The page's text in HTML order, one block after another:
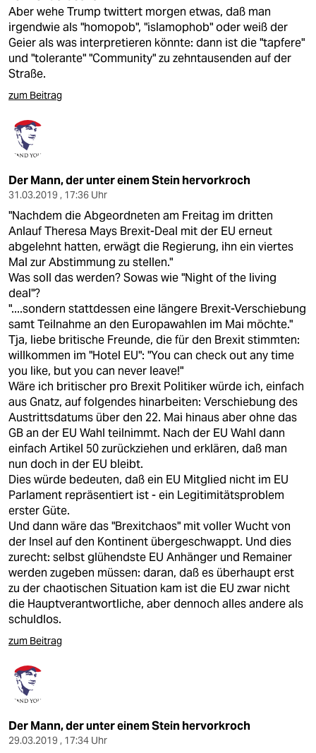
Aber wehe Trump twittert morgen etwas, daß man
irgendwie als "homopob", "islamophob" oder weiß der
Geier als was interpretieren könnte: dann ist die "tapfere"
und "tolerante" "Community" zu zehntausenden auf der
Straße.
zum Beitrag
Der Mann, der unter einem Stein hervorkroch
31.03.2019 , 17:36 Uhr
"Nachdem die Abgeordneten am Freitag im dritten
Anlauf Theresa Mays Brexit-Deal mit der EU erneut
abgelehnt hatten, erwägt die Regierung, ihn ein viertes
Mal zur Abstimmung zu stellen."
Was soll das werden? Sowas wie "Night of the living
deal"?
"....sondern stattdessen eine längere Brexit-Verschiebung
samt Teilnahme an den Europawahlen im Mai möchte."
Tja, liebe britische Freunde, die für den Brexit stimmten:
willkommen im "Hotel EU": "You can check out any time
you like, but you can never leave!"
Wäre ich britischer pro Brexit Politiker würde ich, einfach
aus Gnatz, auf folgendes hinarbeiten: Verschiebung des
Austrittsdatums über den 22. Mai hinaus aber ohne das
GB an der EU Wahl teilnimmt. Nach der EU Wahl dann
einfach Artikel 50 zurückziehen und erklären, daß man
nun doch in der EU bleibt.
Dies würde bedeuten, daß ein EU Mitglied nicht im EU
Parlament repräsentiert ist - ein Legitimitätsproblem
erster Güte.
Und dann wäre das "Brexitchaos" mit voller Wucht von
der Insel auf den Kontinent übergeschwappt. Und dies
zurecht: selbst glühendste EU Anhänger und Remainer
werden zugeben müssen: daran, daß es überhaupt erst
zu der chaotischen Situation kam ist die EU zwar nicht
die Hauptverantwortliche, aber dennoch alles andere als
schuldlos.
zum Beitrag
Der Mann, der unter einem Stein hervorkroch
29.03.2019 , 17:34 Uhr